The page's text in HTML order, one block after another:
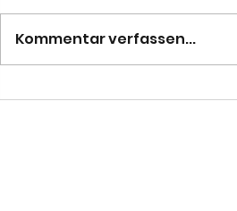
Kommentar verfassen...